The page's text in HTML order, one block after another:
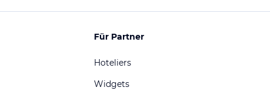
Für Partner
Hoteliers
Widgets